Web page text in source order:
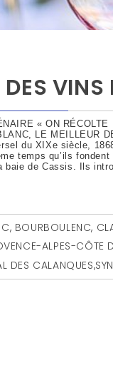
VINS
« ON
LE MEILLEUR
du XIXe siècle,
temps qu’ils
baie de Cassis. Ils
, BOURBOULENC,
ALPES-CÔTE
DES CALANQUES,